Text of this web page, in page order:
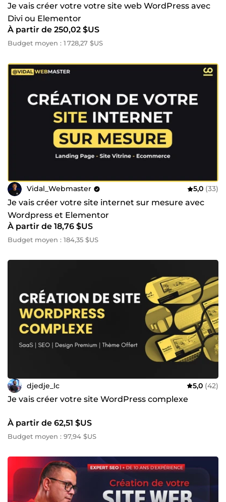
Je vais créer votre votre site web WordPress avec
Divi ou Elementor
À partir de 250,02 $US
Budget moyen : 1 728,27 $US
Vidal_Webmaster 5,0 (33)
Je vais créer votre site internet sur mesure avec
Wordpress et Elementor
À partir de 18,76 $US
Budget moyen : 184,35 $US
djedje_lc 5,0 (42)
Je vais créer votre site WordPress complexe
À partir de 62,51 $US
Budget moyen : 97,94 $US